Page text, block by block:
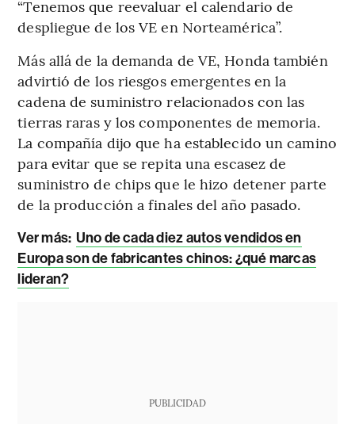
“Tenemos que reevaluar el calendario de
despliegue de los VE en Norteamérica”.
Más allá de la demanda de VE, Honda también
advirtió de los riesgos emergentes en la
cadena de suministro relacionados con las
tierras raras y los componentes de memoria.
La compañía dijo que ha establecido un camino
para evitar que se repita una escasez de
suministro de chips que le hizo detener parte
de la producción a finales del año pasado.
Ver más: Uno de cada diez autos vendidos en
Europa son de fabricantes chinos: ¿qué marcas
lideran?
PUBLICIDAD